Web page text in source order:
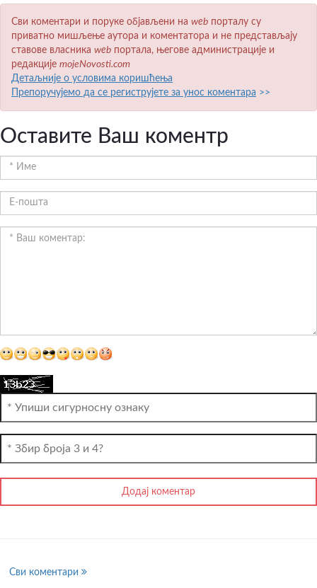
Сви коментари и поруке објављени на wеb порталу су
приватно мишљење аутора и коментатора и не представљају
ставове власника wеb портала, његове администрације и
редакције mojeNovosti.com
Детаљније о условима коришћења
Препоручујемо да се региструјете за унос коментара >>
Оставите Ваш коментр
Сви коментари